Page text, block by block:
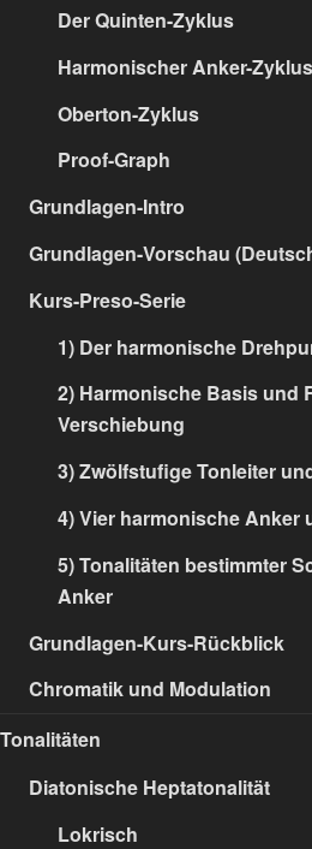
Der Quinten-Zyklus
Harmonischer Anker-Zyklus
Oberton-Zyklus
Proof-Graph
Grundlagen-Intro
Grundlagen-Vorschau
Kurs-Preso-Serie
1) Der harmonische
2) Harmonische Basis und
Verschiebung
3) Zwölfstufige Tonleiter
4) Vier harmonische Anker
5) Tonalitäten bestimmter
Anker
Grundlagen-Kurs-Rückblick
Chromatik und Modulation
Tonalitäten
Diatonische Heptatonalität
Lokrisch